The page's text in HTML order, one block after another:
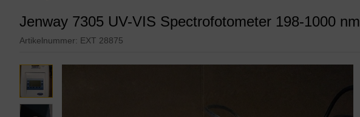
Jenway 7305 UV-VIS Spectrofotometer 198-1000 nm
Artikelnummer: EXT 28875